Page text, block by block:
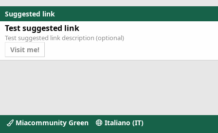
n
s
:
Suggested link
Test suggested link
Test suggested link description (optional)
Visit me!
Miacommunity Green
Italiano (IT)